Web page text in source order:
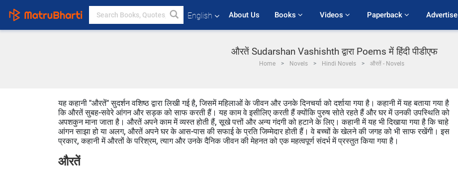
English About Us Books Videos Paperback Advertise
औरतें Sudarshan Vashishth द्वारा Poems में हिंदी पीडीएफ
Home Novels Hindi Novels औरतें - Novels
यह कहानी "औरतें" सुदर्शन वशिष्ठ द्वारा लिखी गई है, जिसमें महिलाओं के जीवन और उनके दिनचर्या को दर्शाया गया है। कहानी में यह बताया गया है
कि औरतें सुबह-सवेरे आंगन और सड़क को साफ करती हैं। यह काम वे इसीलिए करती हैं क्योंकि पुरुष सोते रहते हैं और घर में उनकी उपस्थिति को
अपशकुन माना जाता है। औरतें अपने काम में व्यस्त होती हैं, सूखे पत्तों और अन्य गंदगी को हटाने के लिए। कहानी में यह भी दिखाया गया है कि चाहे
आंगन साझा हो या अलग, औरतें अपने घर के आस-पास की सफाई के प्रति जिम्मेदार होती हैं। वे बच्चों के खेलने की जगह को भी साफ रखेंगी। इस
प्रकार, कहानी में औरतों के परिश्रम, त्याग और उनके दैनिक जीवन की मेहनत को एक महत्वपूर्ण संदर्भ में प्रस्तुत किया गया है।
औरतें